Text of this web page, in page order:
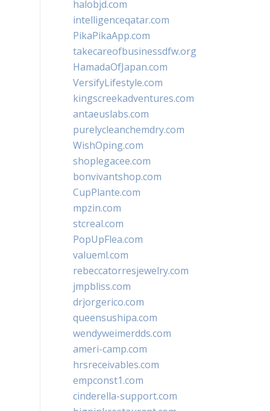
halobjd.com
intelligenceqatar.com
PikaPikaApp.com
takecareofbusinessdfw.org
HamadaOfJapan.com
VersifyLifestyle.com
kingscreekadventures.com
antaeuslabs.com
purelycleanchemdry.com
WishOping.com
shoplegacee.com
bonvivantshop.com
CupPlante.com
mpzin.com
stcreal.com
PopUpFlea.com
valueml.com
rebeccatorresjewelry.com
jmpbliss.com
drjorgerico.com
queensushipa.com
wendyweimerdds.com
ameri-camp.com
hrsreceivables.com
empconst1.com
cinderella-support.com